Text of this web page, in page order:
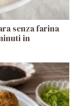
senza farina
in